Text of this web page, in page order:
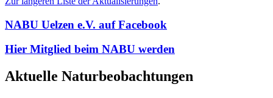
NABU Uelzen e.V. auf Facebook
Hier Mitglied beim NABU werden
Aktuelle Naturbeobachtungen